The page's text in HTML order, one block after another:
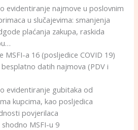
evidentiranje najmove u poslovnim
u slučajevima: smanjenja
plaćanja zakupa, raskida
MSFI-a 16 (posljedice COVID 19)
datih najmova (PDV i
evidentiranje gubitaka od
kupcima, kao posljedica
povjerilaca
MSFI-u 9